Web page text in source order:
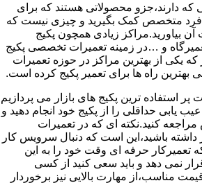
که دارند،جزو محصولاتی هستند که برای
فرد متخصص کمک بگیرید و چیزی نیست که
بیاورید.مراکز زیادی همچون پکیج
و …در زمینه تعمیرات تخصصی پکیج
که یکی از بهترین مراکز در حوزه تعمیرات
بهترین راه ها برای تعمیر پکیج کرده است.
پر استفاده ترین پکیج های بازار می پردازیم
عیب یابی حداقلی را از پکیج خود انجام دهید و
کنید.نکته ای که در تعمیرات
باشید،این است که دنبال سرویس کار
تعمیرکار حرفه ای وقت خود را به این
نمی دهد و باید سعی کنید از کسی
مناسب،از مهارت بالایی نیز برخوردار